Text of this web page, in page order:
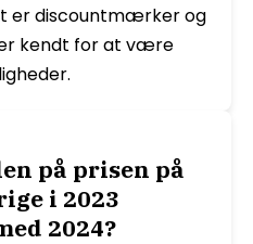
er discountmærker og
kendt for at være
på prisen på
i 2023
2024?